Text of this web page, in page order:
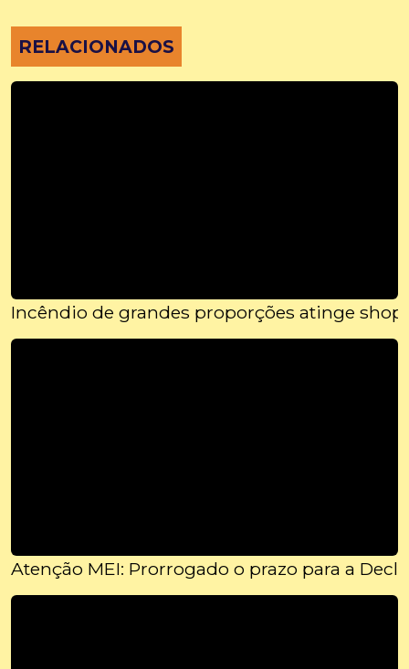
RELACIONADOS
Incêndio de grandes proporções atinge
Atenção MEI: Prorrogado o prazo para a